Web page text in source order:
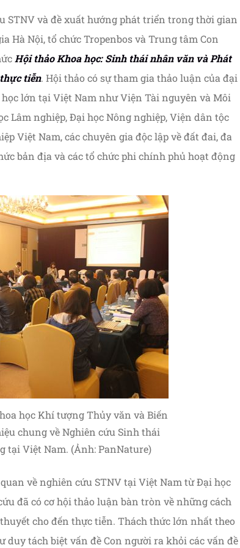
STNV và đề xuất hướng phát triển trong thời gian
Hà Nội, tổ chức Tropenbos và Trung tâm Con
Hội thảo Khoa học: Sinh thái nhân văn và Phát
tiễn. Hội thảo có sự tham gia thảo luận của đại
lớn tại Việt Nam như Viện Tài nguyên và Môi
Lâm nghiệp, Đại học Nông nghiệp, Viện dân tộc
Việt Nam, các chuyên gia độc lập về đất đai, đa
bản địa và các tổ chức phi chính phủ hoạt động
học Khí tượng Thủy văn và Biến
chung về Nghiên cứu Sinh thái
tại Việt Nam. (Ảnh: PanNature)
về nghiên cứu STNV tại Việt Nam từ Đại học
đã có cơ hội thảo luận bàn tròn về những cách
cho đến thực tiễn. Thách thức lớn nhất theo
duy tách biệt vấn đề Con người ra khỏi các vấn đề